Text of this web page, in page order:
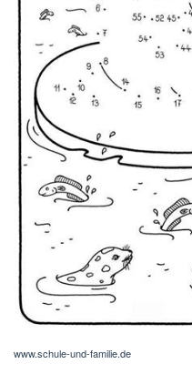
www.schule-und-familie.de